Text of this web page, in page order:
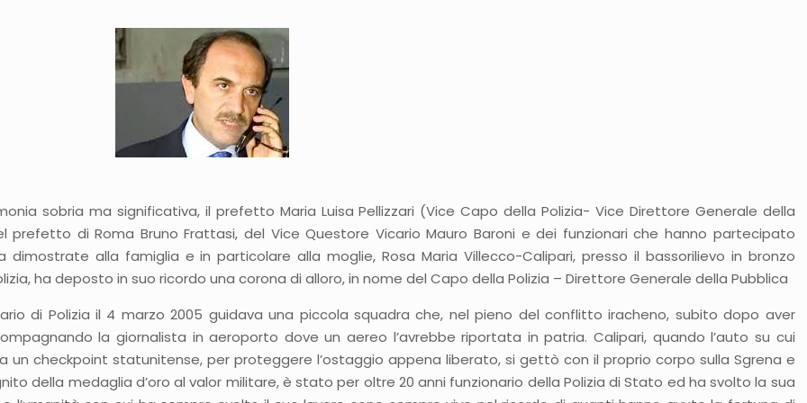
sobria ma significativa, il prefetto Maria Luisa Pellizzari (Vice Capo della Polizia- Vice Direttore Generale della
prefetto di Roma Bruno Frattasi, del Vice Questore Vicario Mauro Baroni e dei funzionari che hanno partecipato
alla famiglia e in particolare alla moglie, Rosa Maria Villecco-Calipari, presso il bassorilievo in bronzo
ha deposto in suo ricordo una corona di alloro, in nome del Capo della Polizia – Direttore Generale della Pubblica
di Polizia il 4 marzo 2005 guidava una piccola squadra che, nel pieno del conflitto iracheno, subito dopo aver
la giornalista in aeroporto dove un aereo l’avrebbe riportata in patria. Calipari, quando l’auto su cui
checkpoint statunitense, per proteggere l’ostaggio appena liberato, si gettò con il proprio corpo sulla Sgrena e
della medaglia d’oro al valor militare, è stato per oltre 20 anni funzionario della Polizia di Stato ed ha svolto la sua